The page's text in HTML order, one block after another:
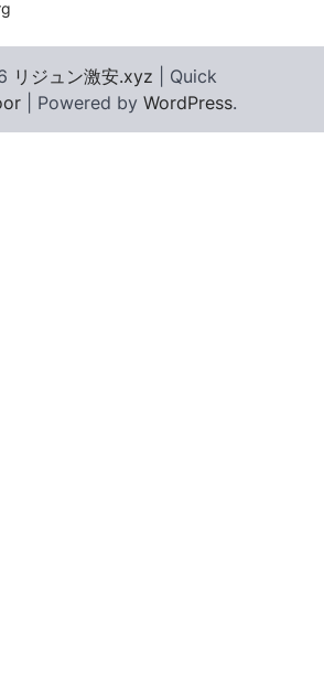
リジュン激安.xyz | Quick
| Powered by WordPress.